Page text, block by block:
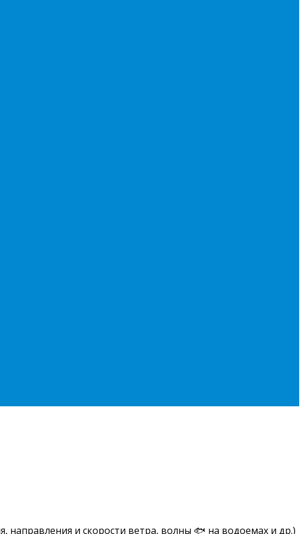
направления и скорости ветра, волны 🐟 на водоемах и др.)